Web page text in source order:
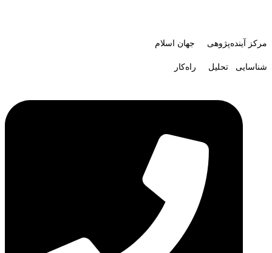
مرکز آینده‌پژوهی جهان اسلام
شناسایی تحلیل راه‌کار